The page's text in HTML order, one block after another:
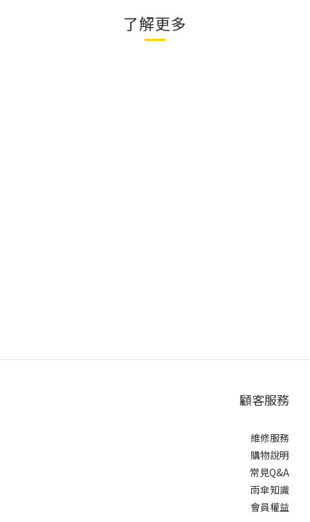
了解更多
顧客服務
維修服務
購物說明
常見Q&A
雨傘知識
會員權益